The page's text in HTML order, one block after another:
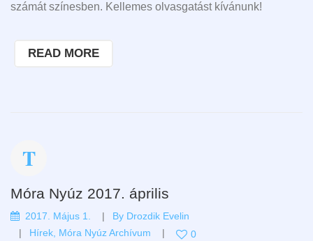
számát színesben. Kellemes olvasgatást kívánunk!
READ MORE
Móra Nyúz 2017. április
2017. Május 1. By Drozdik Evelin
Hírek, Móra Nyúz Archívum 0